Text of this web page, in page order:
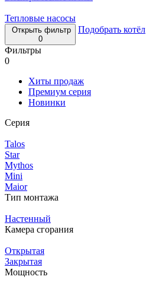
Тепловые насосы
Открыть фильтр
0
Подобрать котёл
Фильтры
0
Хиты продаж
Премиум серия
Новинки
Серия
Talos
Star
Mythos
Mini
Maior
Тип монтажа
Настенный
Камера сгорания
Открытая
Закрытая
Мощность